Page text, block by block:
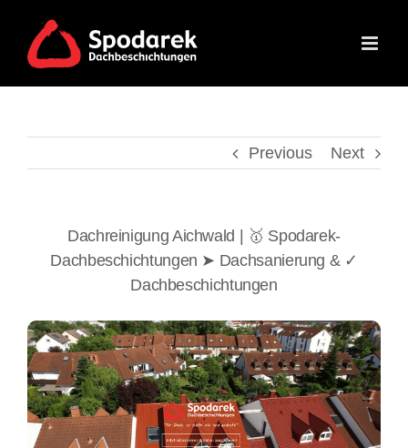
content
Previous Next
Dachreinigung Aichwald | 🥇 Spodarek-
Dachbeschichtungen ➤ Dachsanierung & ✓
Dachbeschichtungen